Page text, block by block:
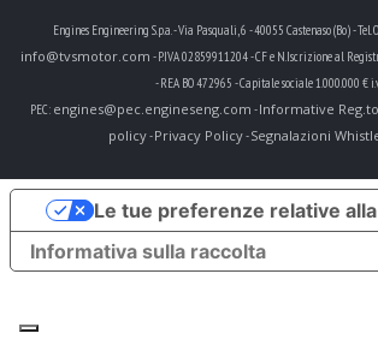
Engines Engineering S.p.a. - Via Pasquali, 6 - 40055 Castenaso (Bo) - Tel.
info@tvsmotor.com - P.IVA 02859911204 - CF e N.Iscrizione al
- REA BO 472965 - Capitale sociale 1.000.000 €
PEC: engines@pec.engineseng.com -Informative Reg.to
policy-Privacy Policy-Segnalazioni
Informativa sulla raccolta
Le tue preferenze relative